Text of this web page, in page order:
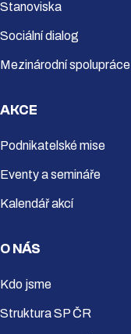
Stanoviska
Sociální dialog
Mezinárodní spolupráce
AKCE
Podnikatelské mise
Eventy a semináře
Kalendář akcí
O NÁS
Kdo jsme
Struktura SP ČR